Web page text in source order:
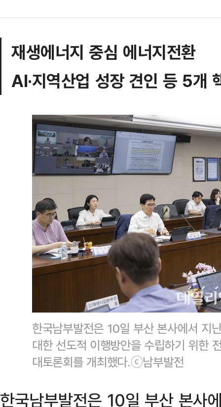
재생에너지 중심 에너지전환
AI·지역산업 성장 견인 등 5개
한국남부발전은 10일 부산 본사에서 지
대한 선도적 이행방안을 수립하기 위한
대토론회를 개최했다.ⓒ남부발전
한국남부발전은 10일 부산 본사